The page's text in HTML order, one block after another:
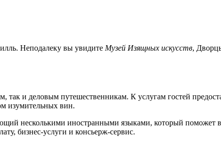
Неподалеку вы увидите Музей Изящных искусств,
и деловым путешественникам. К услугам гостей
изумительных вин.
несколькими иностранными языками, который поможет
бизнес-услуги и консьерж-сервис.